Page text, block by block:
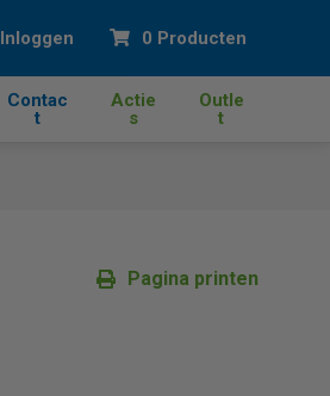
Inloggen 0 Producten
Contac
t
Actie
s
Outle
t
Pagina printen